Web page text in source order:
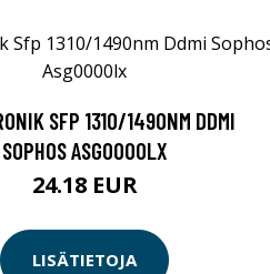
SFP 1310/1490NM DDMI
SOPHOS ASG0000LX
24.18 EUR
LISÄTIETOJA